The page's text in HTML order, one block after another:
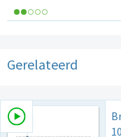
Gerelateerd